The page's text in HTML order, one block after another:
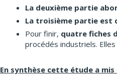
La deuxième partie
La troisième partie est
Pour finir, quatre fiches
procédés industriels.
En synthèse cette étude a mis